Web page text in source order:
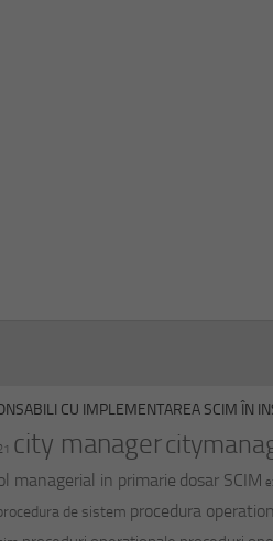
CU IMPLEMENTAREA SCIM ÎN
city manager
managerial in primarie dosar SCIM
de sistem procedura